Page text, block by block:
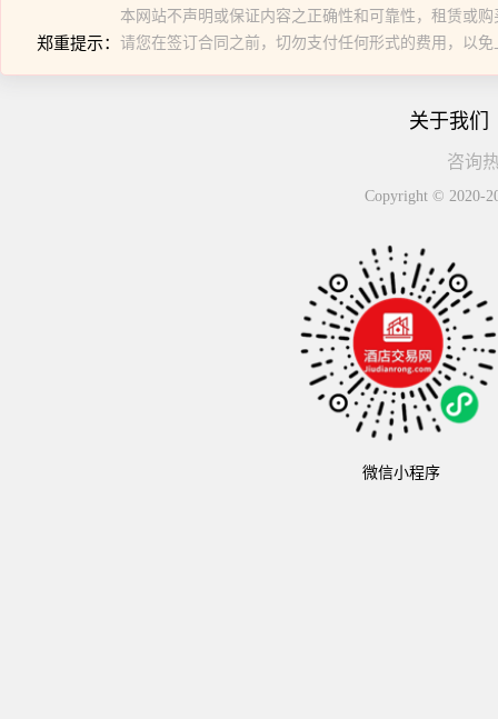
本网站不声明或保证内容之正确性和可靠性，租赁或
郑重提示： 请您在签订合同之前，切勿支付任何形式的费用，以免
关于我们
咨询
Copyright © 2020-
微信小程序